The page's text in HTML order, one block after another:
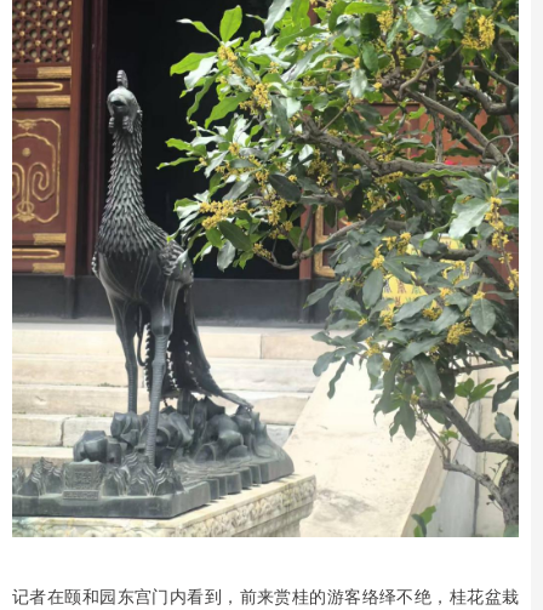
记者在颐和园东宫门内看到，前来赏桂的游客络绎不绝，桂花盆栽